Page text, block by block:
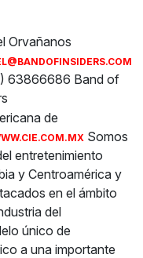
Orvañanos
63866686 Band of
de
Somos
entretenimiento
y Centroamérica y
en el ámbito
del
único de
a una importante